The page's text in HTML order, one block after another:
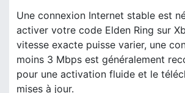
Une connexion Internet stable est
activer votre code Elden Ring sur
vitesse exacte puisse varier, une
moins 3 Mbps est généralement
pour une activation fluide et le
mises à jour.